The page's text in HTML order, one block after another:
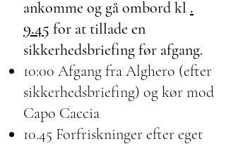
ankomme og gå ombord kl .
9.45 for at tillade en
sikkerhedsbriefing før afgang.
10:00 Afgang fra Alghero (efter
sikkerhedsbriefing) og kør mod
Capo Caccia
10.45 Forfriskninger efter eget